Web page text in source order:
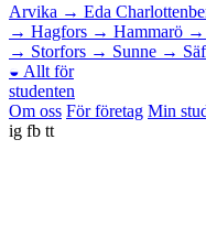
Arvika → Eda
→ Hagfors → Hammarö →
→ Storfors → Sunne →
◒ Allt för
studenten
Om oss För företag Min
ig fb tt